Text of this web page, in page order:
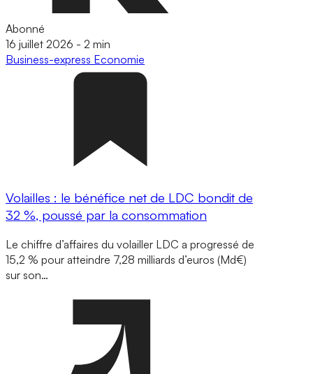
Abonné
16 juillet 2026 - 2 min
Business-express Economie
Volailles : le bénéfice net de LDC bondit de
32 %, poussé par la consommation
Le chiffre d’affaires du volailler LDC a progressé de
15,2 % pour atteindre 7,28 milliards d’euros (Md€)
sur son…